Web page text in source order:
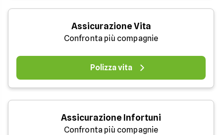
Assicurazione Vita
Confronta più compagnie
Polizza vita
Assicurazione Infortuni
Confronta più compagnie